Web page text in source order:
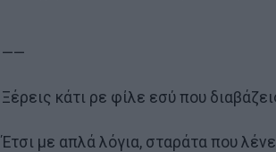
——
Ξέρεις κάτι ρε φίλε εσύ που
Έτσι με απλά λόγια, σταράτα που